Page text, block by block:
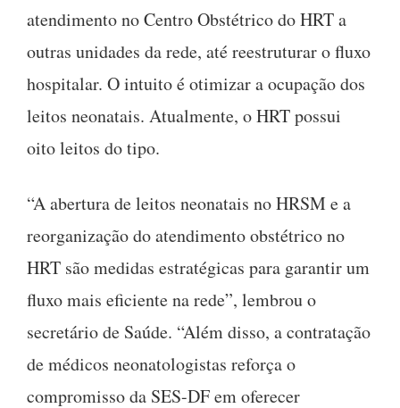
atendimento no Centro Obstétrico do HRT a
outras unidades da rede, até reestruturar o fluxo
hospitalar. O intuito é otimizar a ocupação dos
leitos neonatais. Atualmente, o HRT possui
oito leitos do tipo.
“A abertura de leitos neonatais no HRSM e a
reorganização do atendimento obstétrico no
HRT são medidas estratégicas para garantir um
fluxo mais eficiente na rede”, lembrou o
secretário de Saúde. “Além disso, a contratação
de médicos neonatologistas reforça o
compromisso da SES-DF em oferecer